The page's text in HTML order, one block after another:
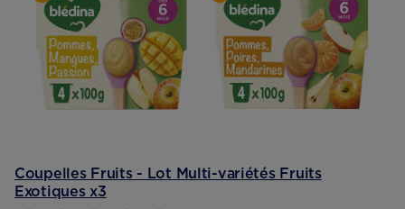
Coupelles Fruits - Lot Multi-variétés Fruits
Exotiques x3